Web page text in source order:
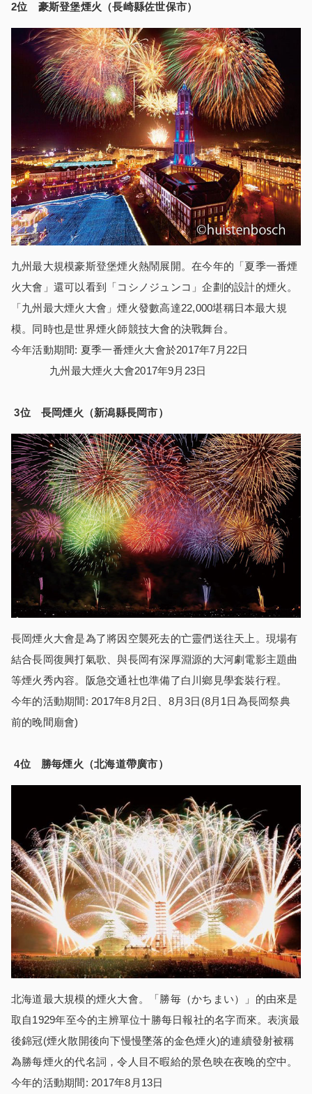
2位 豪斯登堡煙火 （長崎縣佐世保市）
九州最大規模豪斯登堡煙火熱鬧展開。在今年的「夏季一番煙
火大會」還可以看到「コシノジュンコ」企劃的設計的煙火。
「九州最大煙火大會」煙火發數高達22,000堪稱日本最大規
模。同時也是世界煙火師競技大會的決戰舞台。
今年活動期間: 夏季一番煙火大會於2017年7月22日
九州最大煙火大會2017年9月23日
3位 長岡煙火（新潟縣長岡市）
長岡煙火大會是為了將因空襲死去的亡靈們送往天上。現場有
結合長岡復興打氣歌、與長岡有深厚淵源的大河劇電影主題曲
等煙火秀內容。阪急交通社也準備了白川鄉見學套裝行程。
今年的活動期間: 2017年8月2日、8月3日(8月1日為長岡祭典
前的晚間廟會)
4位 勝毎煙火（北海道帶廣市）
北海道最大規模的煙火大會。「勝毎（かちまい）」的由來是
取自1929年至今的主辨單位十勝每日報社的名字而來。表演最
後錦冠(煙火散開後向下慢慢墜落的金色煙火)的連續發射被稱
為勝每煙火的代名詞，令人目不暇給的景色映在夜晚的空中。
今年的活動期間: 2017年8月13日